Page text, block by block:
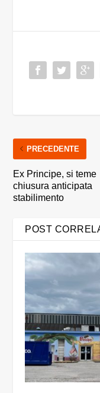
PRECEDENTE
Ex Principe, si teme
chiusura anticipata
stabilimento
POST